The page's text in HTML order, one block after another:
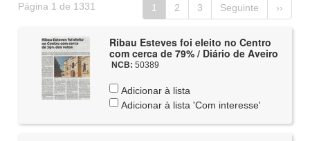
Página 1 de 1331 1 2 3 Seguinte ››
Ribau Esteves foi eleito no Centro
com cerca de 79% / Diário de Aveiro
NCB: 50389
Adicionar à lista
Adicionar à lista 'Com interesse'